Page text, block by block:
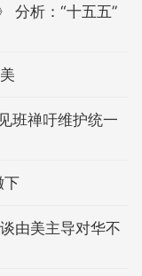
分析：“十五五”
班禅吁维护统一
下
由美主导对华不